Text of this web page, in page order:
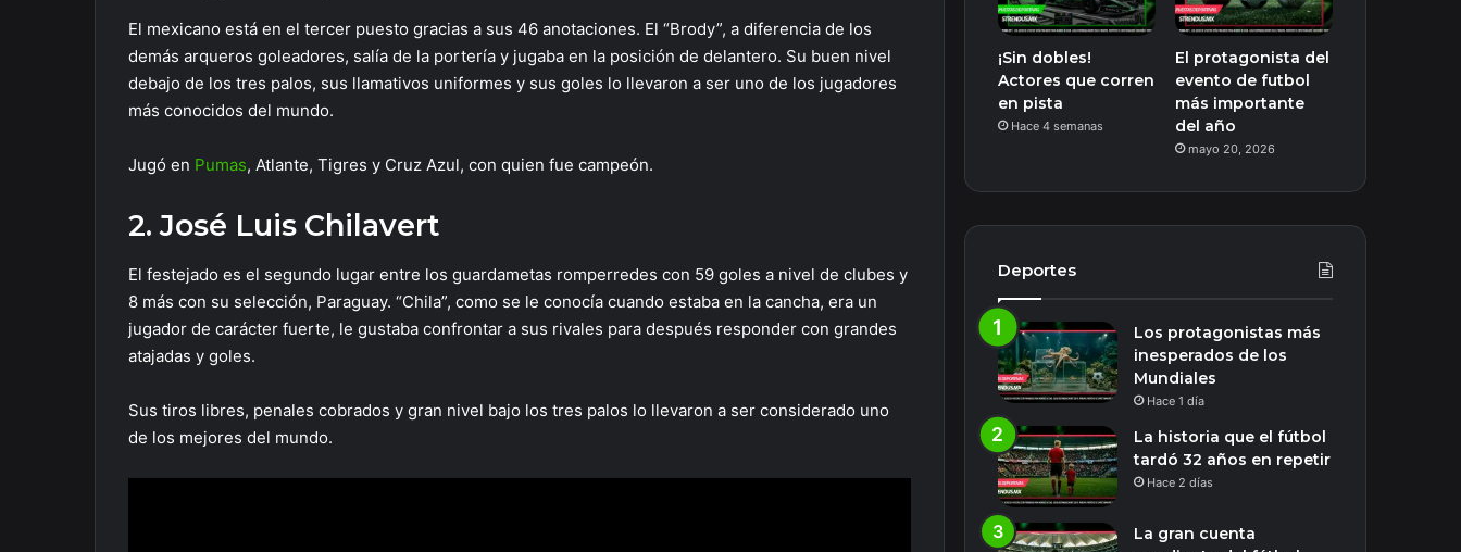
El mexicano está en el tercer puesto gracias a sus 46 anotaciones. El “Brody”, a diferencia de los
demás arqueros goleadores, salía de la portería y jugaba en la posición de delantero. Su buen nivel
debajo de los tres palos, sus llamativos uniformes y sus goles lo llevaron a ser uno de los jugadores
más conocidos del mundo.
Jugó en Pumas, Atlante, Tigres y Cruz Azul, con quien fue campeón.
2. José Luis Chilavert
El festejado es el segundo lugar entre los guardametas romperredes con 59 goles a nivel de clubes y
8 más con su selección, Paraguay. “Chila”, como se le conocía cuando estaba en la cancha, era un
jugador de carácter fuerte, le gustaba confrontar a sus rivales para después responder con grandes
atajadas y goles.
Sus tiros libres, penales cobrados y gran nivel bajo los tres palos lo llevaron a ser considerado uno
de los mejores del mundo.
¡Sin dobles!
Actores que corren
en pista
Hace 4 semanas
El protagonista del
evento de futbol
más importante
del año
mayo 20, 2026
Deportes
Los protagonistas más
inesperados de los
Mundiales
Hace 1 día
La historia que el fútbol
tardó 32 años en repetir
Hace 2 días
La gran cuenta